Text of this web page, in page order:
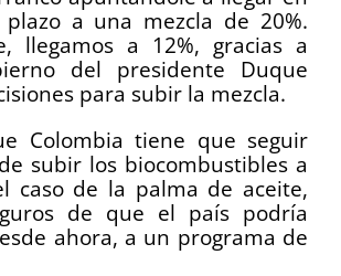
a una mezcla de 20%.
llegamos a 12%, gracias a
del presidente Duque
para subir la mezcla.
Colombia tiene que seguir
subir los biocombustibles a
caso de la palma de aceite,
de que el país podría
ahora, a un programa de